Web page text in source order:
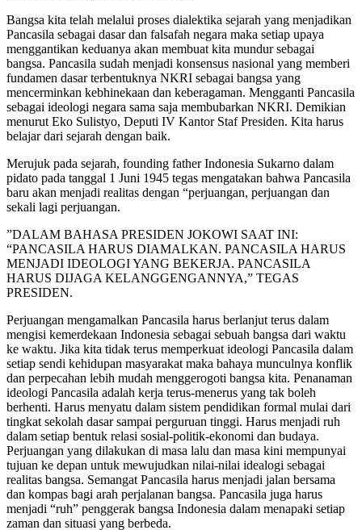
Bangsa kita telah melalui proses dialektika sejarah yang menjadikan
Pancasila sebagai dasar dan falsafah negara maka setiap upaya
menggantikan keduanya akan membuat kita mundur sebagai
bangsa. Pancasila sudah menjadi konsensus nasional yang memberi
fundamen dasar terbentuknya NKRI sebagai bangsa yang
mencerminkan kebhinekaan dan keberagaman. Mengganti Pancasila
sebagai ideologi negara sama saja membubarkan NKRI. Demikian
menurut Eko Sulistyo, Deputi IV Kantor Staf Presiden. Kita harus
belajar dari sejarah dengan baik.
Merujuk pada sejarah, founding father Indonesia Sukarno dalam
pidato pada tanggal 1 Juni 1945 tegas mengatakan bahwa Pancasila
baru akan menjadi realitas dengan “perjuangan, perjuangan dan
sekali lagi perjuangan.
”DALAM BAHASA PRESIDEN JOKOWI SAAT INI:
“PANCASILA HARUS DIAMALKAN. PANCASILA HARUS
MENJADI IDEOLOGI YANG BEKERJA. PANCASILA
HARUS DIJAGA KELANGGENGANNYA,” TEGAS
PRESIDEN.
Perjuangan mengamalkan Pancasila harus berlanjut terus dalam
mengisi kemerdekaan Indonesia sebagai sebuah bangsa dari waktu
ke waktu. Jika kita tidak terus memperkuat ideologi Pancasila dalam
setiap sendi kehidupan masyarakat maka bahaya munculnya konflik
dan perpecahan lebih mudah menggerogoti bangsa kita. Penanaman
ideologi Pancasila adalah kerja terus-menerus yang tak boleh
berhenti. Harus menyatu dalam sistem pendidikan formal mulai dari
tingkat sekolah dasar sampai perguruan tinggi. Harus menjadi ruh
dalam setiap bentuk relasi sosial-politik-ekonomi dan budaya.
Perjuangan yang dilakukan di masa lalu dan masa kini mempunyai
tujuan ke depan untuk mewujudkan nilai-nilai idealogi sebagai
realitas bangsa. Semangat Pancasila harus menjadi jalan bersama
dan kompas bagi arah perjalanan bangsa. Pancasila juga harus
menjadi “ruh” penggerak bangsa Indonesia dalam menapaki setiap
zaman dan situasi yang berbeda.